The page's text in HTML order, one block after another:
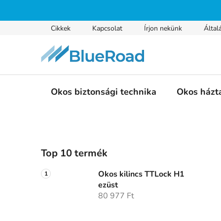
Cikkek Kapcsolat Írjon nekünk
Okos biztonsági technika Okos
l
d
a
Top 10 termék
Okos kilincs TTLock H1
ezüst
80 977 Ft